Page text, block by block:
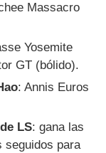
Massacro
Yosemite
GT (bólido).
: Annis Euros
LS: gana las
seguidos para